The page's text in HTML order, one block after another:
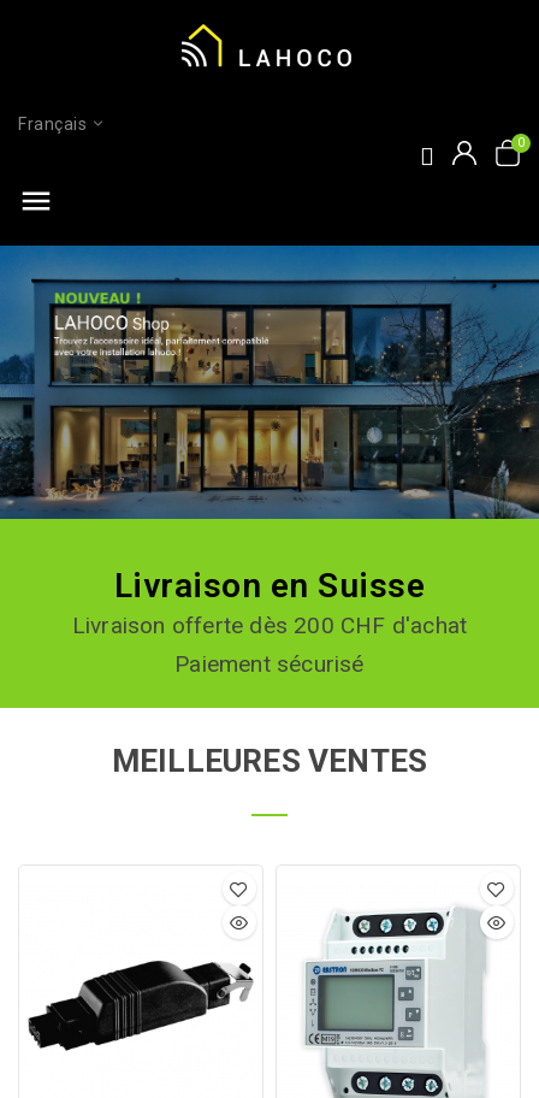
Français
menu
Livraison en Suisse
Livraison offerte dès 200 CHF d'achat
Paiement sécurisé
MEILLEURES VENTES